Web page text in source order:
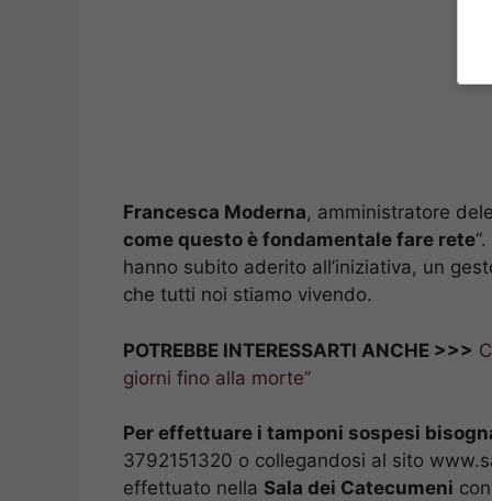
Francesca Moderna, amministratore
come questo è fondamentale fare rete
hanno subito aderito all’iniziativa, un
che tutti noi stiamo vivendo.
POTREBBE INTERESSARTI ANCHE >>>
giorni fino alla morte”
Per effettuare i tamponi sospesi
3792151320 o collegandosi al sito
effettuato nella Sala dei Catecumeni